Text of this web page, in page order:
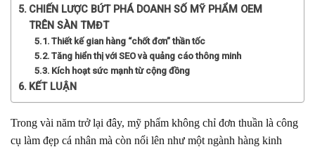
CHIẾN LƯỢC BỨT PHÁ DOANH SỐ MỸ PHẨM OEM
TRÊN SÀN TMĐT
Thiết kế gian hàng “chốt đơn” thần tốc
Tăng hiển thị với SEO và quảng cáo thông minh
Kích hoạt sức mạnh từ cộng đồng
KẾT LUẬN
Trong vài năm trở lại đây, mỹ phẩm không chỉ đơn thuần là công
cụ làm đẹp cá nhân mà còn nổi lên như một ngành hàng kinh